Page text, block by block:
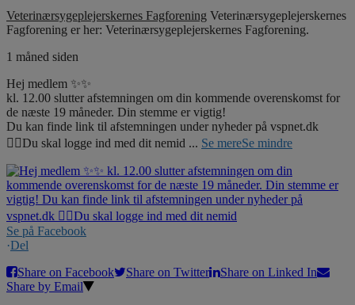
Veterinærsygeplejerskernes Fagforening Veterinærsygeplejerskernes
Fagforening er her: Veterinærsygeplejerskernes Fagforening.
1 måned siden
Hej medlem ✨✨
kl. 12.00 slutter afstemningen om din kommende overenskomst for
de næste 19 måneder. Din stemme er vigtig!
Du kan finde link til afstemningen under nyheder på vspnet.dk
☝🏼Du skal logge ind med dit nemid ... Se mereSe mindre
Se på Facebook
·Del
Share on Facebook
Share on Twitter
Share on Linked In
Share by Email